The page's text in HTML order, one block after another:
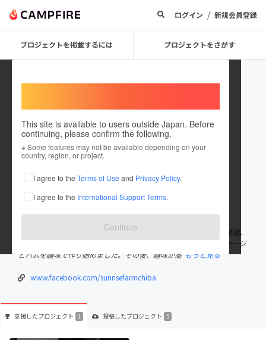
ログイン / 新規会員登録
プロジェクトを掲載するには プロジェクトをさがす
This site is available to users outside Japan. Before
continuing, please confirm the following.
※ Some features may not be available depending on your
country, region, or project.
I agree to the Terms of Use and Privacy Policy.
I agree to the International Support Terms.
Continue
sunrisefarm
これまでに1回支援して5件のプロジェクトを投稿しています
在住国：日本 現在地：千葉県
出身国：日本 出身地：千葉県
1958年千葉県にて農家の5代目として生まれる。 地元の高校を卒業後、
就農。養豚業を営みながら、元来の食いしん坊の性分によりソーセージ
とハムを趣味で作り始めました。その後、趣味が高 もっと見る
www.facebook.com/sunrisefarmchiba
支援したプロジェクト 1 投稿したプロジェクト 5